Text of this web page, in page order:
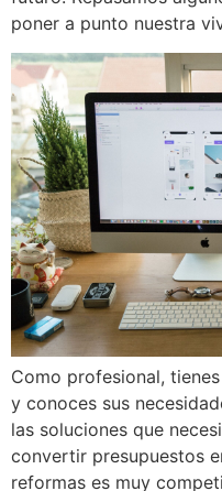
poner a punto nuestra
Como profesional,
y conoces sus
las soluciones que
convertir presupuestos
reformas es muy